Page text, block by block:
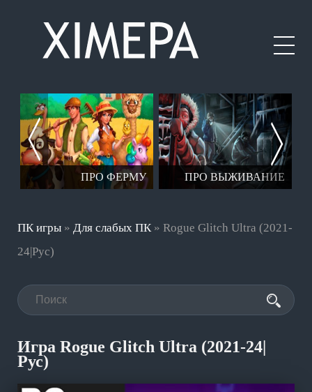
ПРО ФЕРМУ ПРО ВЫЖИВАНИЕ
ПК игры » Для слабых ПК» Rogue Glitch Ultra (2021-
24|Рус)
Игра Rogue Glitch Ultra (2021-24|
Рус)